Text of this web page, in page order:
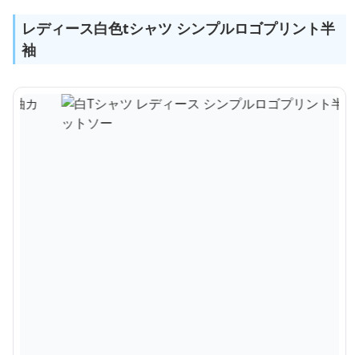
レディース白色tシャツ シンプルロゴプリント半
袖